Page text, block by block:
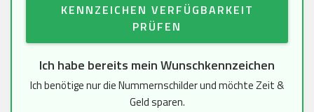
KENNZEICHEN VERFÜGBARKEIT
PRÜFEN
Ich habe bereits mein Wunschkennzeichen
Ich benötige nur die Nummernschilder und möchte Zeit &
Geld sparen.